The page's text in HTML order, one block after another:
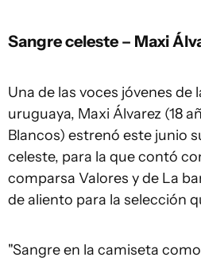
Sangre celeste – Maxi
Una de las voces jóvenes de
uruguaya, Maxi Álvarez (18
Blancos) estrenó este junio
celeste, para la que contó
comparsa Valores y de La
de aliento para la selección
"Sangre en la camiseta